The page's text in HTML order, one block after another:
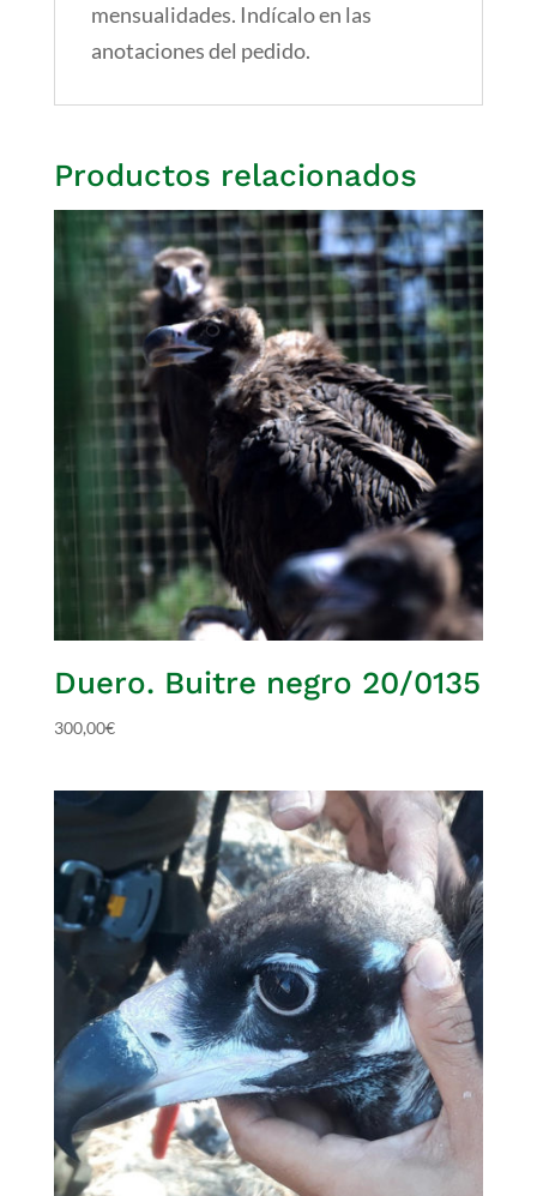
mensualidades. Indícalo en las
anotaciones del pedido.
Productos relacionados
Duero. Buitre negro 20/0135
300,00€